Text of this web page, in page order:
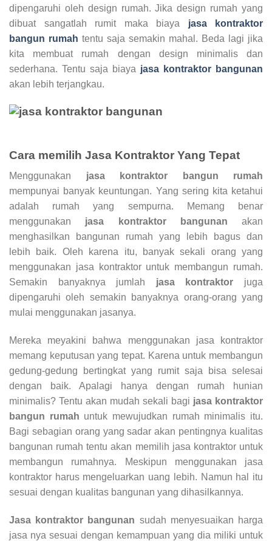
dipengaruhi oleh design rumah. Jika design rumah yang
dibuat sangatlah rumit maka biaya
jasa kontraktor
bangun rumah tentu saja semakin mahal. Beda lagi jika
kita membuat rumah dengan design minimalis dan
sederhana. Tentu saja biaya jasa kontraktor bangunan
akan lebih terjangkau.
Cara memilih Jasa Kontraktor Yang Tepat
Menggunakan jasa kontraktor bangun rumah
mempunyai banyak keuntungan. Yang sering kita ketahui
adalah rumah yang sempurna. Memang benar
menggunakan jasa kontraktor bangunan akan
menghasilkan bangunan rumah yang lebih bagus dan
lebih baik. Oleh karena itu, banyak sekali orang yang
menggunakan jasa kontraktor untuk membangun rumah.
Semakin banyaknya jumlah jasa kontraktor juga
dipengaruhi oleh semakin banyaknya orang-orang yang
mulai menggunakan jasanya.
Mereka meyakini bahwa menggunakan jasa kontraktor
memang keputusan yang tepat. Karena untuk membangun
gedung-gedung bertingkat yang rumit saja bisa selesai
dengan baik. Apalagi hanya dengan rumah hunian
minimalis? Tentu akan mudah sekali bagi jasa kontraktor
bangun rumah untuk mewujudkan rumah minimalis itu.
Bagi sebagian orang yang sadar akan pentingnya kualitas
bangunan rumah tentu akan memilih jasa kontraktor untuk
membangun rumahnya. Meskipun menggunakan jasa
kontraktor harus mengeluarkan uang lebih. Namun hal itu
sesuai dengan kualitas bangunan yang dihasilkannya.
Jasa kontraktor bangunan sudah menyesuaikan harga
jasa nya sesuai dengan kemampuan yang dia miliki untuk